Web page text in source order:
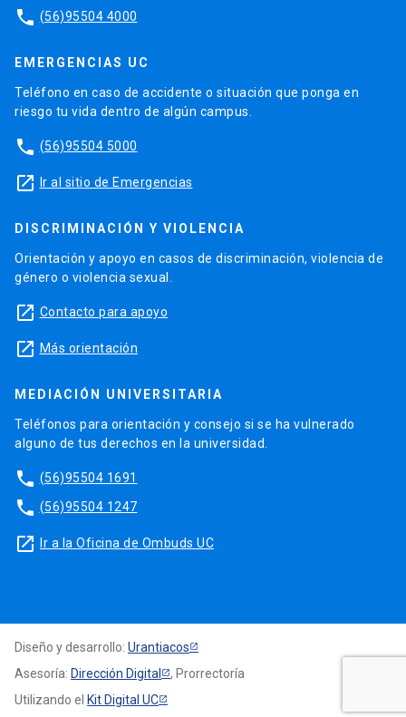
phone (56)95504 4000
EMERGENCIAS UC
Teléfono en caso de accidente o situación que ponga en
riesgo tu vida dentro de algún campus.
phone (56)95504 5000
launch Ir al sitio de Emergencias
DISCRIMINACIÓN Y VIOLENCIA
Orientación y apoyo en casos de discriminación, violencia de
género o violencia sexual.
launch Contacto para apoyo
launch Más orientación
MEDIACIÓN UNIVERSITARIA
Teléfonos para orientación y consejo si se ha vulnerado
alguno de tus derechos en la universidad.
phone (56)95504 1691
phone (56)95504 1247
launch Ir a la Oficina de Ombuds UC
Diseño y desarrollo: Urantiacos
Asesoría: Dirección Digital
, Prorrectoría
Utilizando el Kit Digital UC